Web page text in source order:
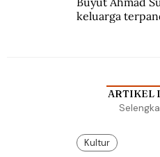
keluarga
ARTIKEL
Kultur